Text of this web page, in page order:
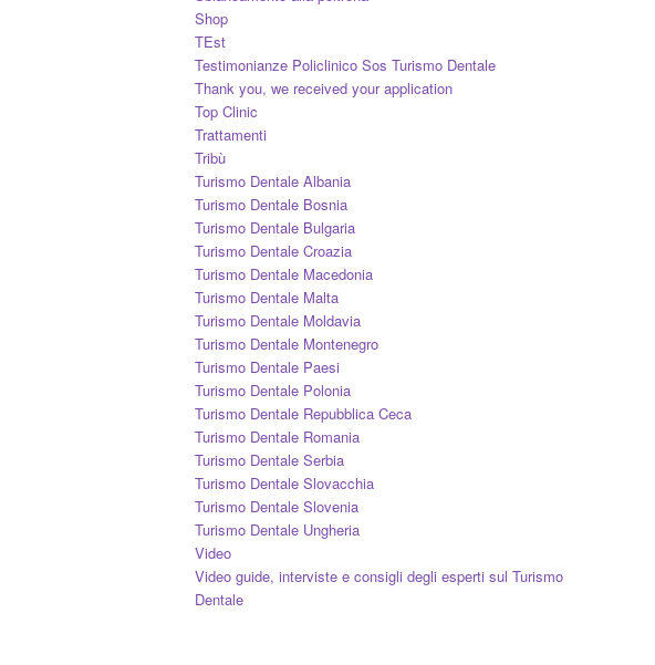
Shop
TEst
Testimonianze Policlinico Sos Turismo Dentale
Thank you, we received your application
Top Clinic
Trattamenti
Tribù
Turismo Dentale Albania
Turismo Dentale Bosnia
Turismo Dentale Bulgaria
Turismo Dentale Croazia
Turismo Dentale Macedonia
Turismo Dentale Malta
Turismo Dentale Moldavia
Turismo Dentale Montenegro
Turismo Dentale Paesi
Turismo Dentale Polonia
Turismo Dentale Repubblica Ceca
Turismo Dentale Romania
Turismo Dentale Serbia
Turismo Dentale Slovacchia
Turismo Dentale Slovenia
Turismo Dentale Ungheria
Video
Video guide, interviste e consigli degli esperti sul Turismo
Dentale